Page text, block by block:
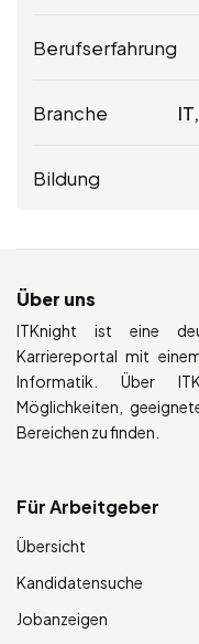
Berufserfahrung
Branche
Bildung
Über uns
ITKnight ist eine
Karriereportal mit
Informatik. Über
Möglichkeiten,
Bereichen zu finden.
Für Arbeitgeber
Übersicht
Kandidatensuche
Jobanzeigen